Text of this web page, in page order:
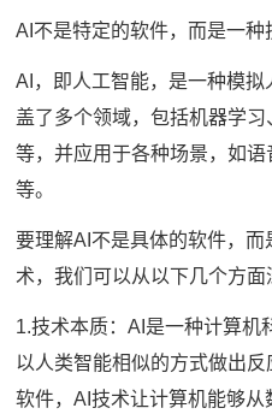
AI不是特定的软件，而是一种
AI，即人工智能，是一种模
盖了多个领域，包括机器学
等，并应用于各种场景，如
等。
要理解AI不是具体的软件，
术，我们可以从以下几个方面
1.技术本质：AI是一种计算机
以人类智能相似的方式做出
软件，AI技术让计算机能够